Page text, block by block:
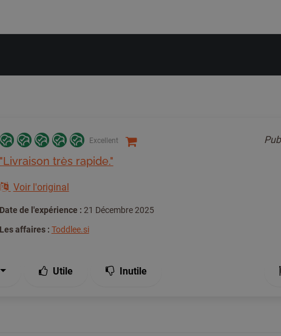
Excellent
"Livraison très rapide."
Voir l'original
Date de l'expérience : 21 Décembre 2025
Les affaires : Toddlee.si
Utile Inutile